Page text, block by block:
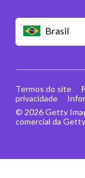
Brasil
© 2026 Getty
comercial da
Termos do site
privacidade